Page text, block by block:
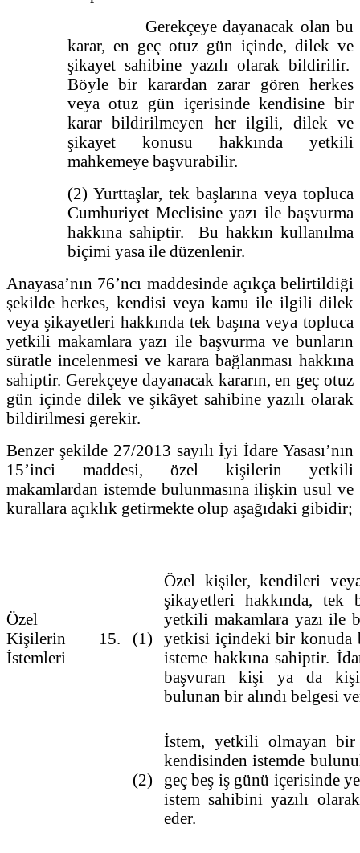
Gerekçeye dayanacak olan bu
karar, en geç otuz gün içinde, dilek ve
şikayet sahibine yazılı olarak bildirilir.
Böyle bir karardan zarar gören herkes
veya otuz gün içerisinde kendisine bir
karar bildirilmeyen her ilgili, dilek ve
şikayet konusu hakkında yetkili
mahkemeye başvurabilir.
(2) Yurttaşlar, tek başlarına veya topluca
Cumhuriyet Meclisine yazı ile başvurma
hakkına sahiptir. Bu hakkın kullanılma
biçimi yasa ile düzenlenir.
Anayasa’nın 76’ncı maddesinde açıkça belirtildiği
şekilde herkes, kendisi veya kamu ile ilgili dilek
veya şikayetleri hakkında tek başına veya topluca
yetkili makamlara yazı ile başvurma ve bunların
süratle incelenmesi ve karara bağlanması hakkına
sahiptir. Gerekçeye dayanacak kararın, en geç otuz
gün içinde dilek ve şikâyet sahibine yazılı olarak
bildirilmesi gerekir.
Benzer şekilde 27/2013 sayılı İyi İdare Yasası’nın
15’inci maddesi, özel kişilerin yetkili
makamlardan istemde bulunmasına ilişkin usul ve
kurallara açıklık getirmekte olup aşağıdaki gibidir;
Özel
Kişilerin
İstemleri
15. (1)
Özel kişiler, kendileri
şikayetleri hakkında, tek
yetkili makamlara yazı ile
yetkisi içindeki bir konuda
isteme hakkına sahiptir.
başvuran kişi ya da
bulunan bir alındı belgesi
(2)
İstem, yetkili olmayan bir
kendisinden istemde
geç beş iş günü içerisinde
istem sahibini yazılı
eder.